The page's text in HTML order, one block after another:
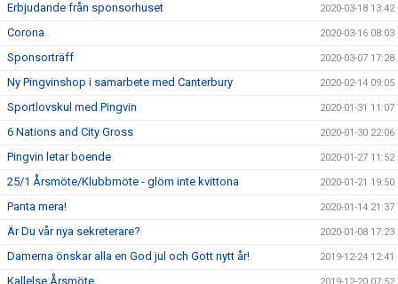
Erbjudande från sponsorhuset 2020-03-18 13:42
Corona 2020-03-16 08:03
Sponsorträff 2020-03-07 17:28
Ny Pingvinshop i samarbete med Canterbury 2020-02-14 09:05
Sportlovskul med Pingvin 2020-01-31 11:07
6 Nations and City Gross 2020-01-30 22:06
Pingvin letar boende 2020-01-27 11:52
25/1 Årsmöte/Klubbmöte - glöm inte kvittona 2020-01-21 19:50
Panta mera! 2020-01-14 21:37
Är Du vår nya sekreterare? 2020-01-08 17:23
Damerna önskar alla en God jul och Gott nytt år! 2019-12-24 12:41
Kallelse Årsmöte